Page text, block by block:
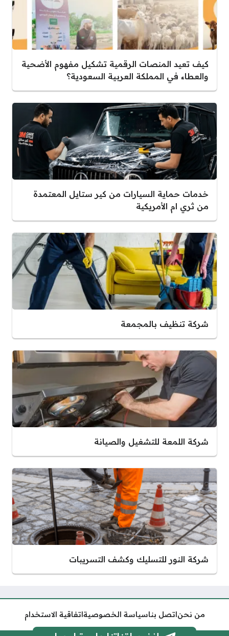
كيف تعيد المنصات الرقمية تشكيل مفهوم الأضحية
والعطاء في المملكة العربية السعودية؟
خدمات حماية السيارات من كير ستايل المعتمدة
من ثري ام الأمريكية
شركة تنظيف بالمجمعة
شركة اللمعة للتشغيل والصيانة
شركة النور للتسليك وكشف التسريبات
من نحناتصل بناسياسة الخصوصيةاتفاقية الاستخدام